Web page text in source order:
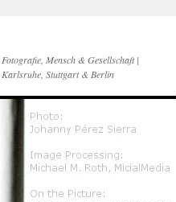
Fotografie, Mensch & Gesellschaft |
Karlsruhe, Stuttgart & Berlin